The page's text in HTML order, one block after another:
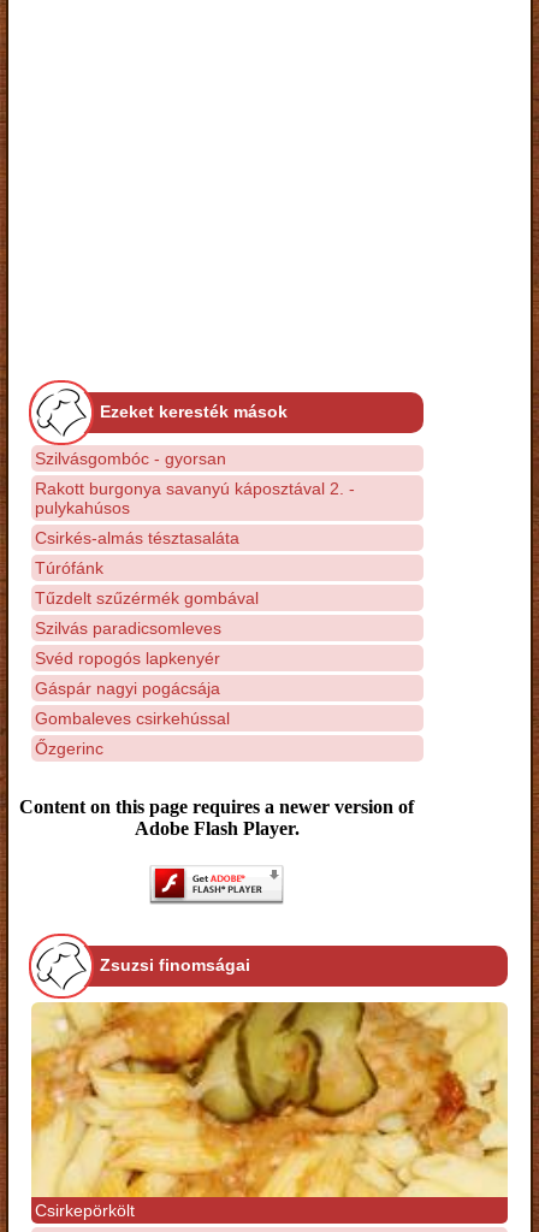
Ezeket keresték mások
Szilvásgombóc - gyorsan
Rakott burgonya savanyú káposztával 2. -
pulykahúsos
Csirkés-almás tésztasaláta
Túrófánk
Tűzdelt szűzérmék gombával
Szilvás paradicsomleves
Svéd ropogós lapkenyér
Gáspár nagyi pogácsája
Gombaleves csirkehússal
Őzgerinc
Content on this page requires a newer version of
Adobe Flash Player.
Zsuzsi finomságai
Csirkepörkölt